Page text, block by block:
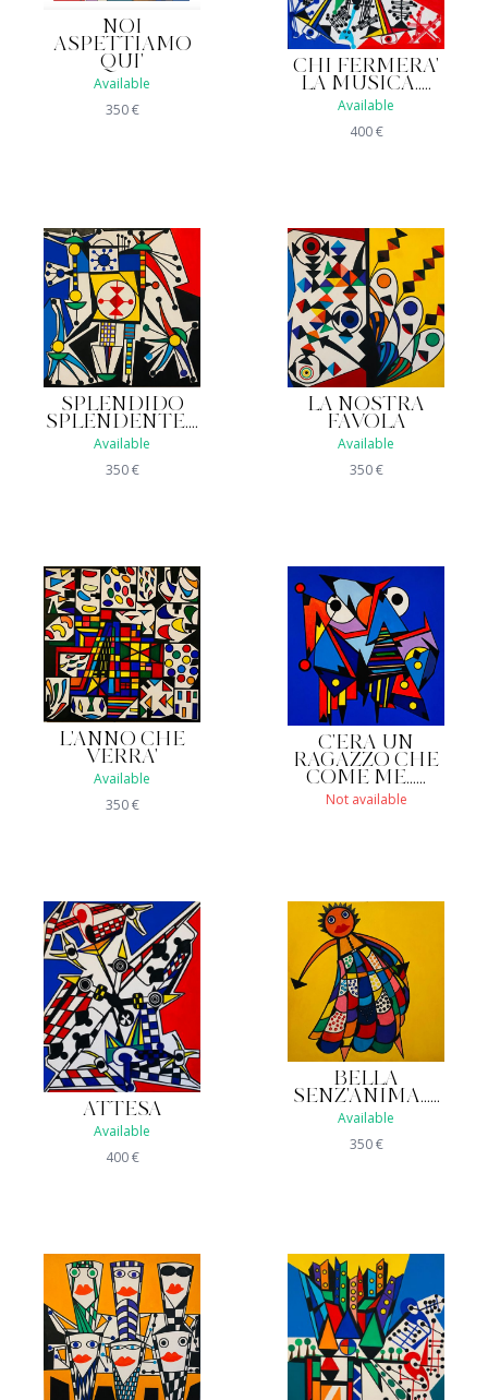
NOI
ASPETTIAMO
QUI'
Available
350€
CHI FERMERA'
LA MUSICA.....
Available
400€
SPLENDIDO
SPLENDENTE....
Available
350€
LA NOSTRA
FAVOLA
Available
350€
L'ANNO CHE
VERRA'
Available
350€
C'ERA UN
RAGAZZO CHE
COME ME......
Not available
ATTESA
Available
400€
BELLA
SENZ'ANIMA......
Available
350€